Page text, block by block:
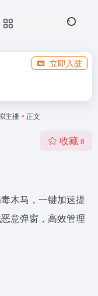
立即入驻
主播 • 正文
收藏 0
木马，一键加速提
意弹窗，高效管理